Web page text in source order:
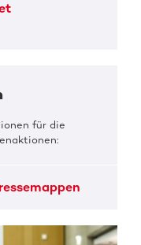
für die